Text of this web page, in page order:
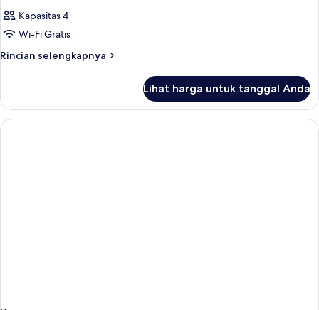
Kapasitas 4
Wi-Fi Gratis
Rincian selengkapnya
Rincian
Kamar
Lihat harga untuk tanggal Anda